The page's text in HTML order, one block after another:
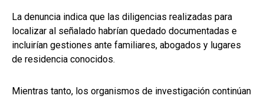
La denuncia indica que las diligencias realizadas para
localizar al señalado habrían quedado documentadas e
incluirían gestiones ante familiares, abogados y lugares
de residencia conocidos.
Mientras tanto, los organismos de investigación continúan